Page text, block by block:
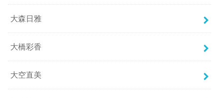
大森日雅
大橋彩香
大空直美